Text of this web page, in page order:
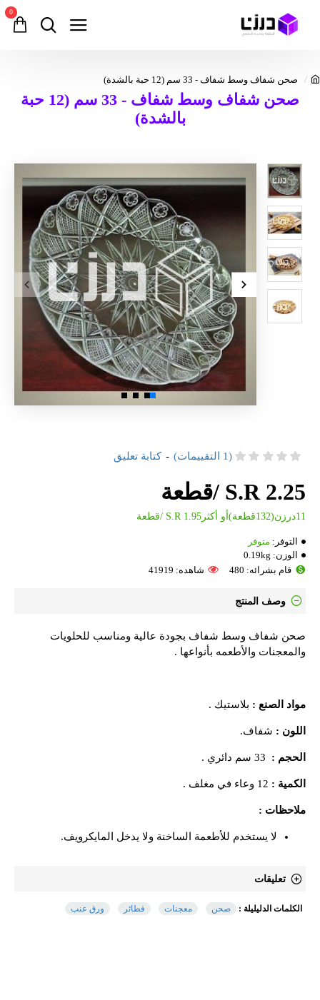
0
صحن شفاف وسط شفاف - 33 سم (12 حبة بالشدة)
صحن شفاف وسط شفاف - 33 سم (12 حبة
بالشدة)
التوفر: متوفر
الوزن: 0.19kg
قام بشرائه: 480
شاهده: 41919
(1 التقييمات) - كتابة تعليق
S.R 2.25 /قطعة
11درزن(132قطعة)أو أكثرS.R 1.95 /قطعة
وصف المنتج
صحن شفاف وسط شفاف بجودة عالية ومناسب للحلويات
والمعجنات والأطعمه بأنواعها .
مواد الصنع : بلاستيك .
اللون : شفاف.
الحجم :
الكمية :
ملاحظات :
لا يستخدم للأطعمة الساخنة ولا يدخل المايكرويف.
تعليقات
الكلمات الدليليلة : صحن معجنات فطائر ورق عنب